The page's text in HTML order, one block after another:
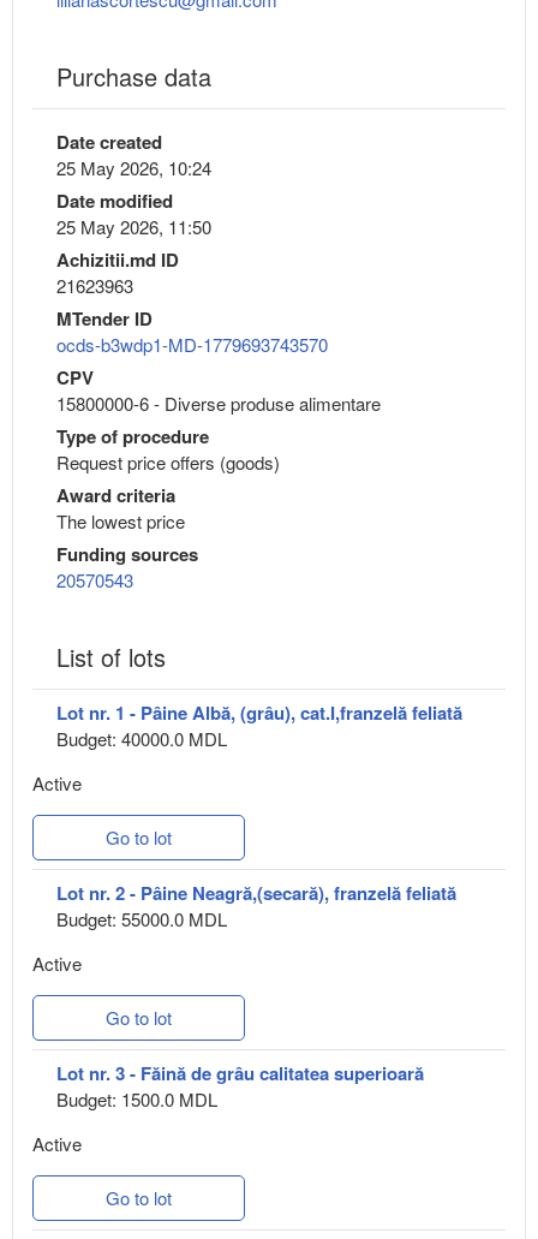
Purchase data
Date created
25 May 2026, 10:24
Date modified
25 May 2026, 11:50
Achizitii.md ID
21623963
MTender ID
ocds-b3wdp1-MD-1779693743570
CPV
15800000-6 - Diverse produse alimentare
Type of procedure
Request price offers (goods)
Award criteria
The lowest price
Funding sources
20570543
List of lots
Lot nr. 1 - Pâine Albă, (grâu), cat.I,franzelă feliată
Budget: 40000.0 MDL
Active
Go to lot
Lot nr. 2 - Pâine Neagră,(secară), franzelă feliată
Budget: 55000.0 MDL
Active
Go to lot
Lot nr. 3 - Făină de grâu calitatea superioară
Budget: 1500.0 MDL
Active
Go to lot